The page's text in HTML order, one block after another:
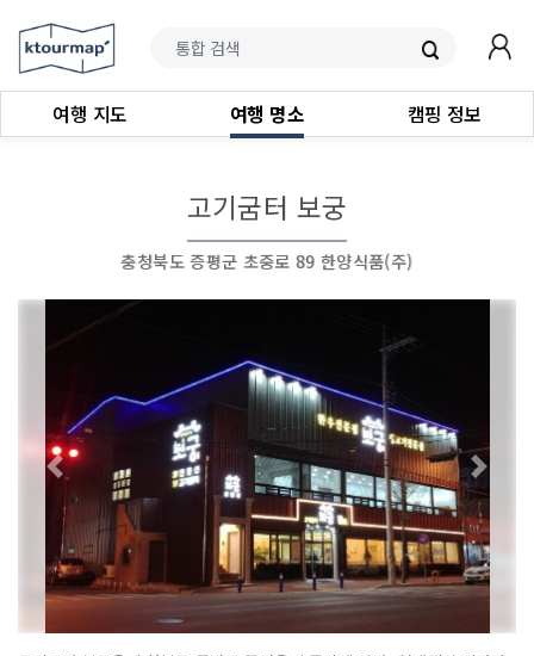
여행 지도 여행 명소 캠핑 정보
고기굼터 보궁
충청북도 증평군 초중로 89 한양식품(주)